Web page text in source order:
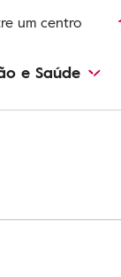
um centro
e Saúde